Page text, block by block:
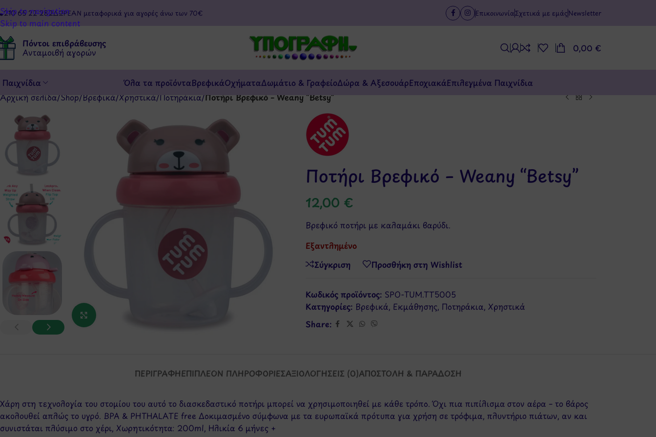
Skip to navigation
Skip to main content
210 65 22 282ΔΩΡΕΑΝ μεταφορικά για αγορές άνω των 70€ Επικοινωνία Σχετικά με εμάςNewsletter
Πόντοι επιβράβευσης
Ανταμοιβή αγορών 0,00 €
Παιχνίδια Όλα τα προϊόνταΒρεφικάΟχήματαΔωμάτιο & ΓραφείοΔώρα & ΑξεσουάρΕποχιακάΕπιλεγμένα Παιχνίδια
Αρχική σελίδα/Shop/Βρεφικά/Χρηστικά/Ποτηράκια/Ποτήρι Βρεφικό – Weany “Betsy”
Ποτήρι Βρεφικό – Weany “Betsy”
12,00 €
Βρεφικό ποτήρι με καλαμάκι βαρύδι.
Εξαντλημένο
Σύγκριση
Προσθήκη στη Wishlist
Κωδικός προϊόντος: SPO-TUM.TT5005
Κατηγορίες: Βρεφικά, Εκμάθησης, Ποτηράκια, Χρηστικά
Share:
ΠΕΡΙΓΡΑΦΉΕΠΙΠΛΈΟΝ ΠΛΗΡΟΦΟΡΊΕΣΑΞΙΟΛΟΓΉΣΕΙΣ (0)ΑΠΟΣΤΟΛΉ & ΠΑΡΆΔΟΣΗ
Χάρη στη τεχνολογία του στομίου του αυτό το διασκεδαστικό ποτήρι μπορεί να χρησιμοποιηθεί με κάθε τρόπο. Όχι πια πιπίλισμα στον αέρα – το βάρος
ακολουθεί απλώς το υγρό. BPA & PHTHALATE free Δοκιμασμένο σύμφωνα με τα ευρωπαϊκά πρότυπα για χρήση σε τρόφιμα, πλυντήριο πιάτων, αν και
συνιστάται πλύσιμο στο χέρι, Χωρητικότητα: 200ml, Ηλικία 6 μήνες +